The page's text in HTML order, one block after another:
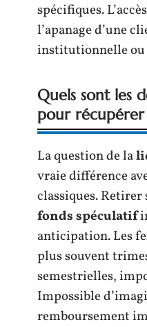
spécifiques.
l’apanage d’une
institutionnelle ou
Quels sont les
pour
La question de la
vraie différence
classiques. Retirer
fonds spéculatif
anticipation. Les
plus souvent
semestrielles,
Impossible
remboursement